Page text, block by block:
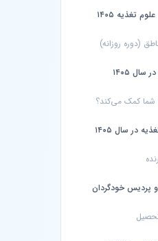
تغذیه ۱۴۰۵
(دوره روزانه)
۱۴۰۵
شما کمک می‌کند؟
در سال ۱۴۰۵
و پردیس خودگردان